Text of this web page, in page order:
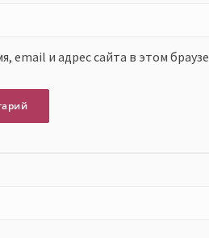
email и адрес сайта в этом